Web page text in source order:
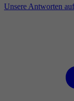
Unsere Antworten